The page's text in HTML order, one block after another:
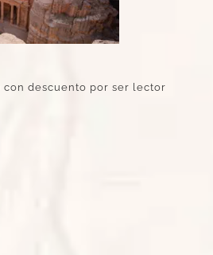
con descuento por ser lector